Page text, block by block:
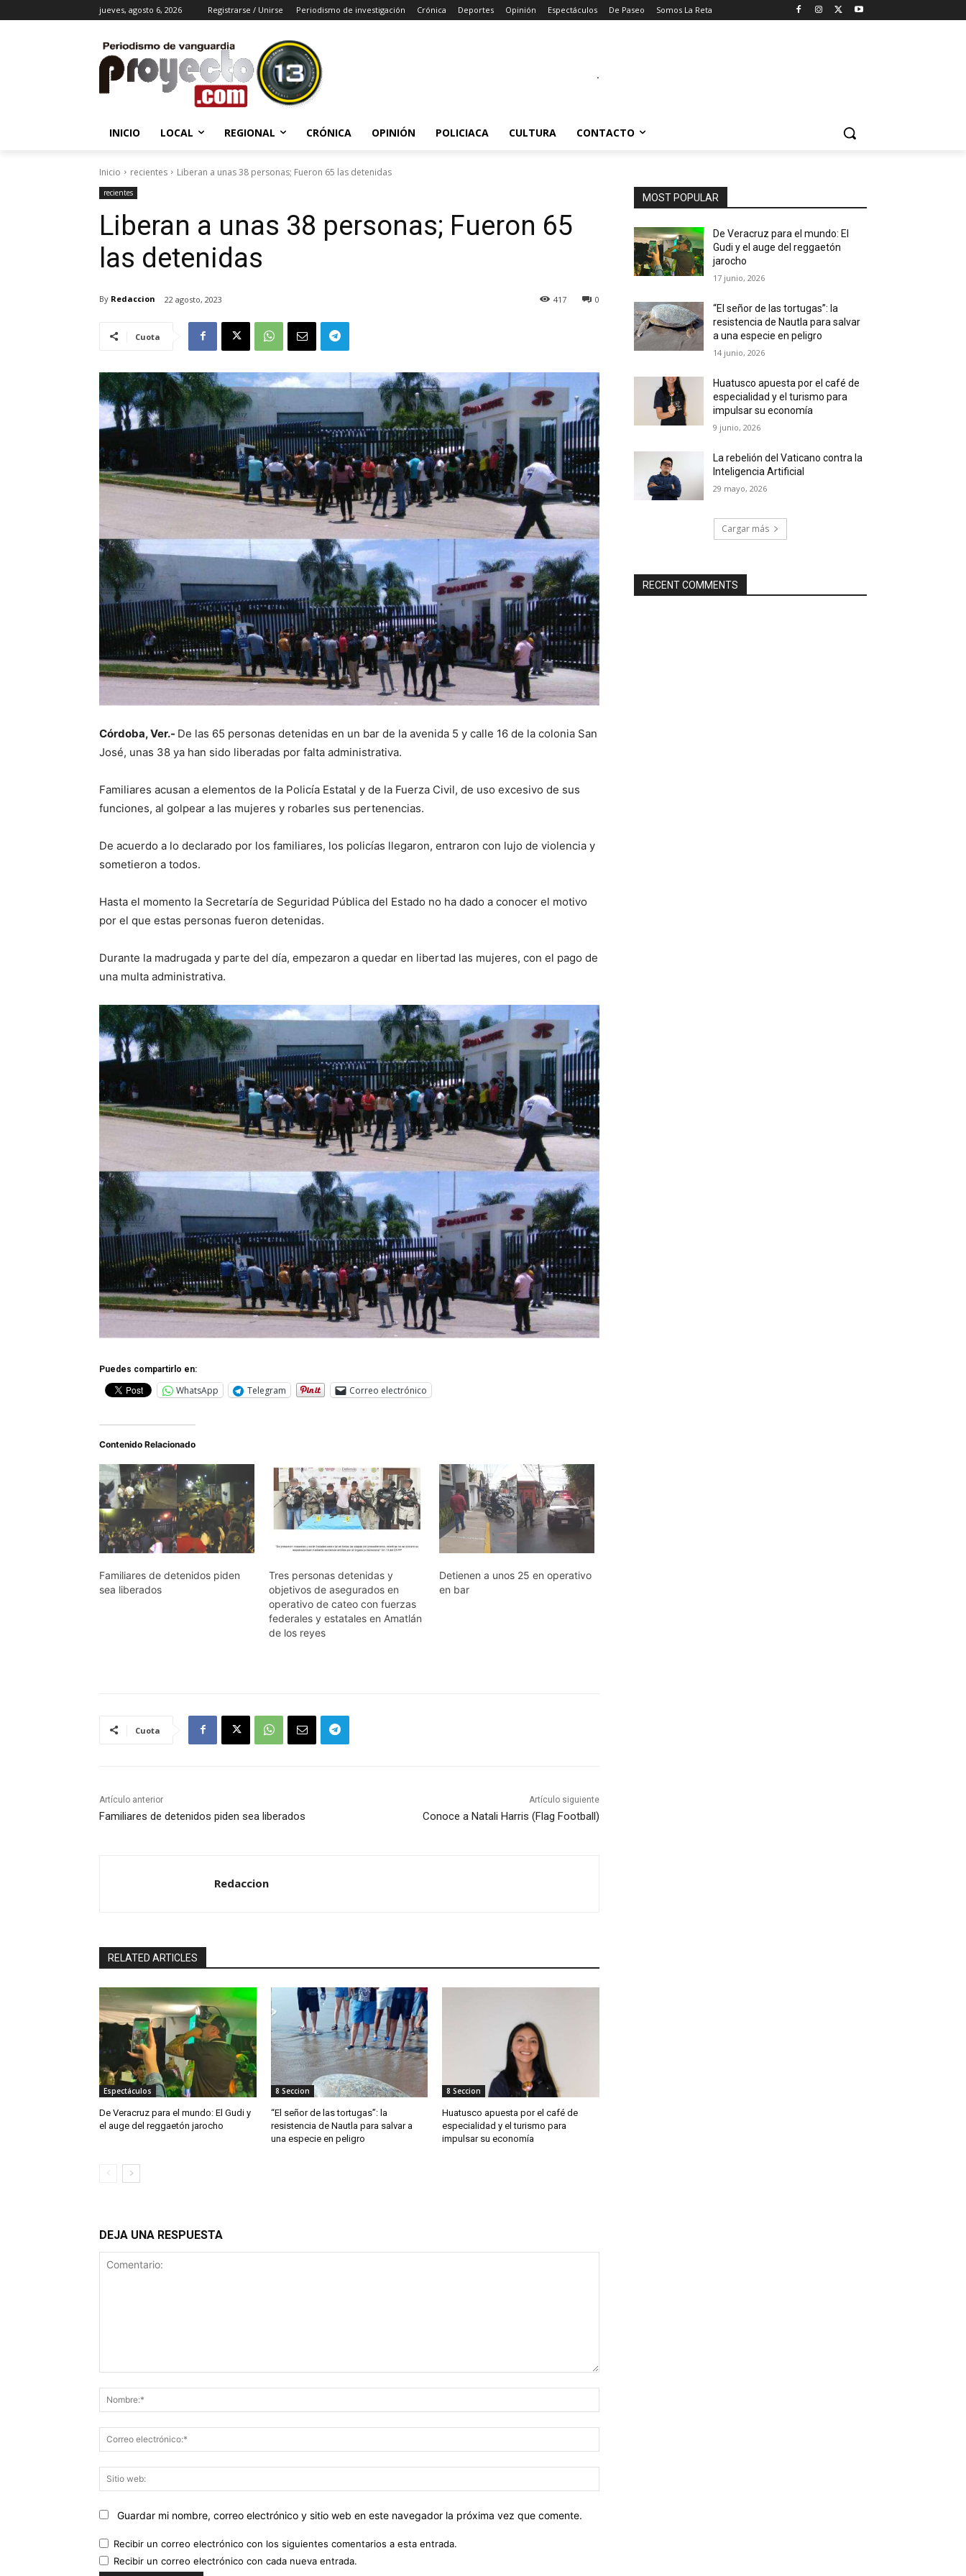
jueves, agosto 6, 2026 Registrarse / Unirse Periodismo de investigación Crónica Deportes Opinión Espectáculos De Paseo Somos La Reta
.
INICIO LOCAL REGIONAL CRÓNICA OPINIÓN POLICIACA CULTURA CONTACTO
Inicio recientes Liberan a unas 38 personas; Fueron 65 las detenidas
recientes
Liberan a unas 38 personas; Fueron 65
las detenidas
By Redaccion 22 agosto, 2023 0
417
Cuota
Córdoba, Ver.- De las 65 personas detenidas en un bar de la avenida 5 y calle 16 de la colonia San
José, unas 38 ya han sido liberadas por falta administrativa.
Familiares acusan a elementos de la Policía Estatal y de la Fuerza Civil, de uso excesivo de sus
funciones, al golpear a las mujeres y robarles sus pertenencias.
De acuerdo a lo declarado por los familiares, los policías llegaron, entraron con lujo de violencia y
sometieron a todos.
Hasta el momento la Secretaría de Seguridad Pública del Estado no ha dado a conocer el motivo
por el que estas personas fueron detenidas.
Durante la madrugada y parte del día, empezaron a quedar en libertad las mujeres, con el pago de
una multa administrativa.
Puedes compartirlo en:
WhatsApp Telegram Correo electrónico
Contenido Relacionado
Familiares de detenidos piden
sea liberados
Tres personas detenidas y
objetivos de asegurados en
operativo de cateo con fuerzas
federales y estatales en Amatlán
de los reyes
Detienen a unos 25 en operativo
en bar
Cuota
Artículo anterior
Familiares de detenidos piden sea liberados
Artículo siguiente
Conoce a Natali Harris (Flag Football)
Redaccion
RELATED ARTICLES
Espectáculos
De Veracruz para el mundo: El Gudi y
el auge del reggaetón jarocho
8 Seccion
“El señor de las tortugas”: la
resistencia de Nautla para salvar a
una especie en peligro
8 Seccion
Huatusco apuesta por el café de
especialidad y el turismo para
impulsar su economía
DEJA UNA RESPUESTA
electrónico:*
web:
Guardar mi nombre, correo electrónico y sitio web en este navegador la próxima vez que comente.
Recibir un correo electrónico con los siguientes comentarios a esta entrada.
Recibir un correo electrónico con cada nueva entrada.
MOST POPULAR
De Veracruz para el mundo: El
Gudi y el auge del reggaetón
jarocho
17 junio, 2026
“El señor de las tortugas”: la
resistencia de Nautla para salvar
a una especie en peligro
14 junio, 2026
Huatusco apuesta por el café de
especialidad y el turismo para
impulsar su economía
9 junio, 2026
La rebelión del Vaticano contra la
Inteligencia Artificial
29 mayo, 2026
Cargar más
RECENT COMMENTS